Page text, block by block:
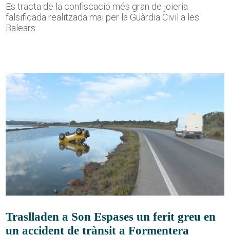
Es tracta de la confiscació més gran de joieria
falsificada realitzada mai per la Guàrdia Civil a les
Balears
Traslladen a Son Espases un ferit greu en
un accident de trànsit a Formentera